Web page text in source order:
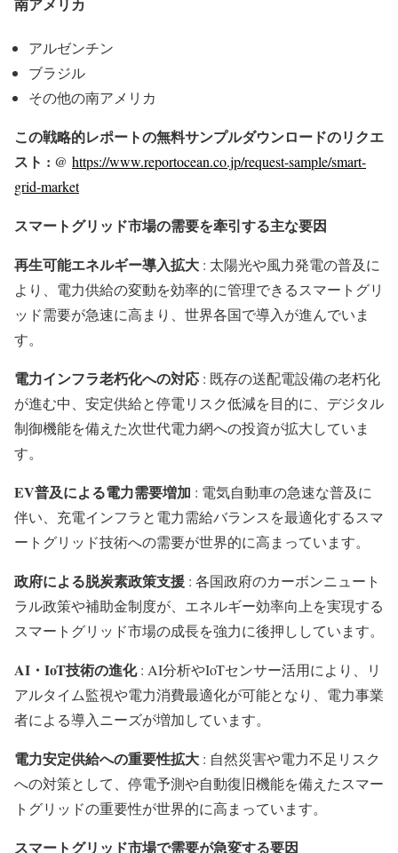
アルゼンチン
ブラジル
その他の南アメリカ
この戦略的レポートの無料サンプルダウンロードのリクエ
スト : @ https://www.reportocean.co.jp/request-sample/smart-
grid-market
スマートグリッド市場の需要を牽引する主な要因
再生可能エネルギー導入拡大 : 太陽光や風力発電の普及に
より、電力供給の変動を効率的に管理できるスマートグリ
ッド需要が急速に高まり、世界各国で導入が進んでいま
す。
電力インフラ老朽化への対応 : 既存の送配電設備の老朽化
が進む中、安定供給と停電リスク低減を目的に、デジタル
制御機能を備えた次世代電力網への投資が拡大していま
す。
EV普及による電力需要増加 : 電気自動車の急速な普及に
伴い、充電インフラと電力需給バランスを最適化するスマ
ートグリッド技術への需要が世界的に高まっています。
政府による脱炭素政策支援 : 各国政府のカーボンニュート
ラル政策や補助金制度が、エネルギー効率向上を実現する
スマートグリッド市場の成長を強力に後押ししています。
AI・IoT技術の進化: AI分析やIoTセンサー活用により、リ
アルタイム監視や電力消費最適化が可能となり、電力事業
者による導入ニーズが増加しています。
電力安定供給への重要性拡大 : 自然災害や電力不足リスク
への対策として、停電予測や自動復旧機能を備えたスマー
トグリッドの重要性が世界的に高まっています。
スマートグリッド市場で需要が急変する要因